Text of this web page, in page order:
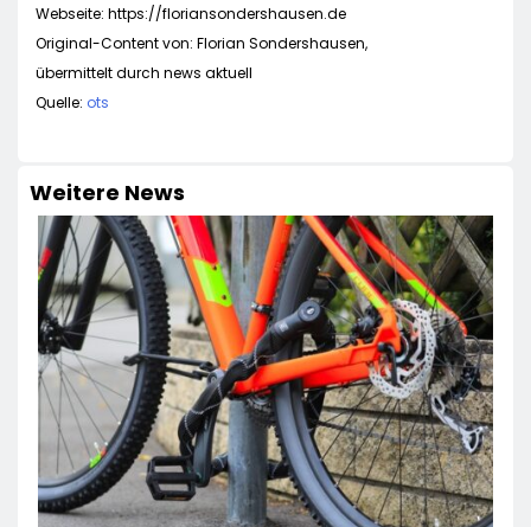
Webseite: https://floriansondershausen.de
Original-Content von: Florian Sondershausen,
übermittelt durch news aktuell
Quelle: ots
Weitere News